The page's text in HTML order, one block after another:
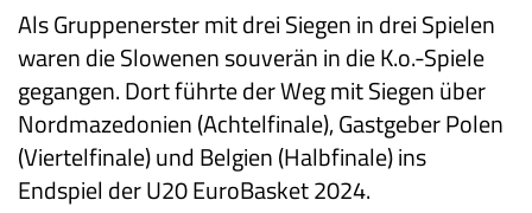
Als Gruppenerster mit drei Siegen in drei Spielen
waren die Slowenen souverän in die K.o.-Spiele
gegangen. Dort führte der Weg mit Siegen über
Nordmazedonien (Achtelfinale), Gastgeber Polen
(Viertelfinale) und Belgien (Halbfinale) ins
Endspiel der U20 EuroBasket 2024.